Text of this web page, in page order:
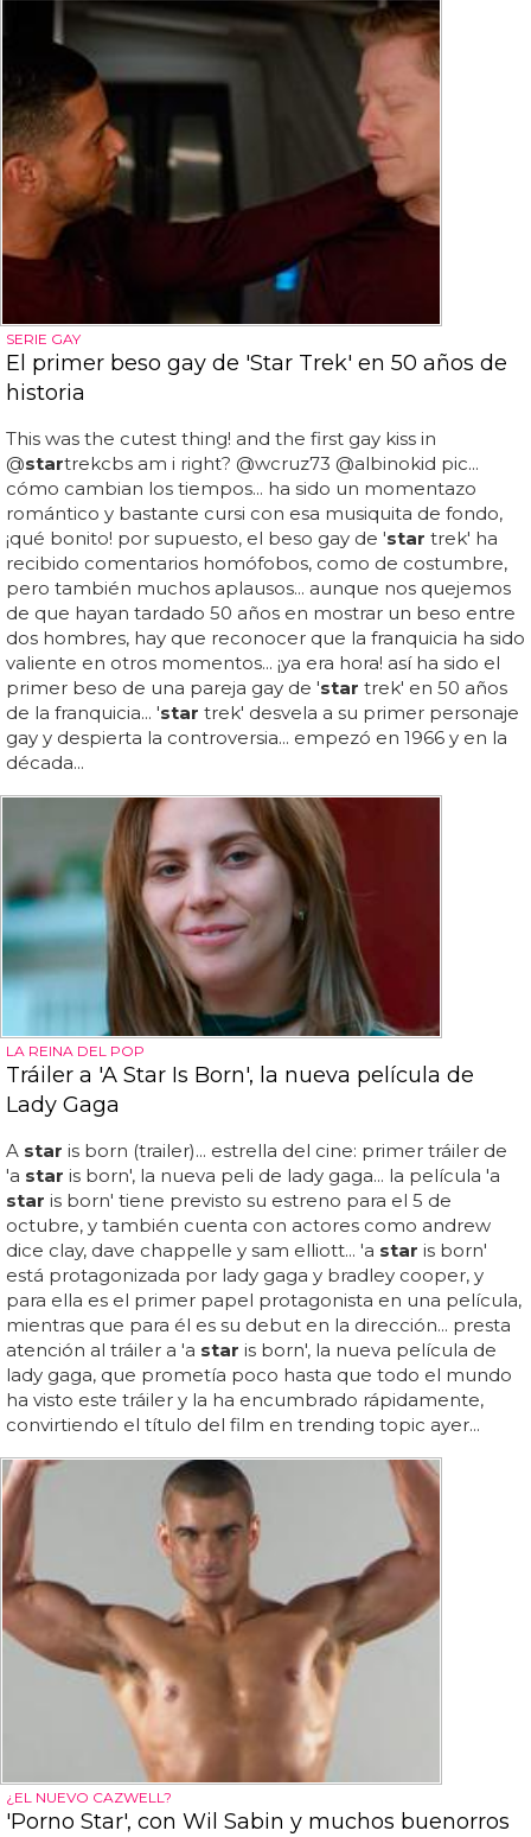
SERIE GAY
El primer beso gay de 'Star Trek' en 50 años de
historia
This was the cutest thing! and the first gay kiss in
@startrekcbs am i right? @wcruz73 @albinokid pic...
cómo cambian los tiempos... ha sido un momentazo
romántico y bastante cursi con esa musiquita de fondo,
¡qué bonito! por supuesto, el beso gay de 'star trek' ha
recibido comentarios homófobos, como de costumbre,
pero también muchos aplausos... aunque nos quejemos
de que hayan tardado 50 años en mostrar un beso entre
dos hombres, hay que reconocer que la franquicia ha sido
valiente en otros momentos... ¡ya era hora! así ha sido el
primer beso de una pareja gay de 'star trek' en 50 años
de la franquicia... 'star trek' desvela a su primer personaje
gay y despierta la controversia... empezó en 1966 y en la
década...
LA REINA DEL POP
Tráiler a 'A Star Is Born', la nueva película de
Lady Gaga
A star is born (trailer)... estrella del cine: primer tráiler de
'a star is born', la nueva peli de lady gaga... la película 'a
star is born' tiene previsto su estreno para el 5 de
octubre, y también cuenta con actores como andrew
dice clay, dave chappelle y sam elliott... 'a star is born'
está protagonizada por lady gaga y bradley cooper, y
para ella es el primer papel protagonista en una película,
mientras que para él es su debut en la dirección... presta
atención al tráiler a 'a star is born', la nueva película de
lady gaga, que prometía poco hasta que todo el mundo
ha visto este tráiler y la ha encumbrado rápidamente,
convirtiendo el título del film en trending topic ayer...
¿EL NUEVO CAZWELL?
'Porno Star', con Wil Sabin y muchos buenorros